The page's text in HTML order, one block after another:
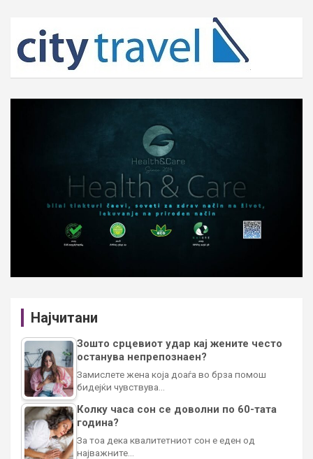
h
Најчитани
Зошто срцевиот удар кај жените често
останува непрепознаен?
Замислете жена која доаѓа во брза помош
бидејќи чувствува…
Колку часа сон се доволни по 60-тата
година?
За тоа дека квалитетниот сон е еден од
најважните…